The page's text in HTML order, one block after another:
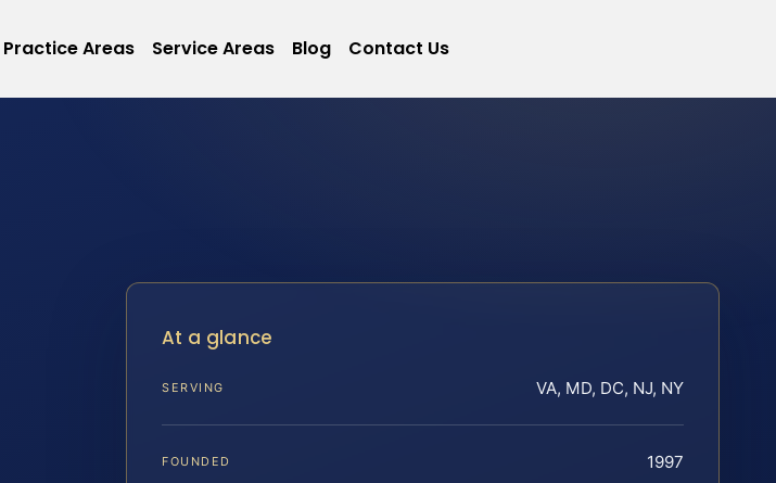
Practice Areas Service Areas Blog Contact Us
At a glance
SERVING VA, MD, DC, NJ, NY
FOUNDED 1997